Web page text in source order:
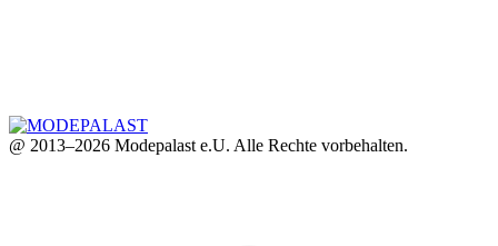
@ 2013–2026 Modepalast e.U. Alle Rechte vorbehalten.